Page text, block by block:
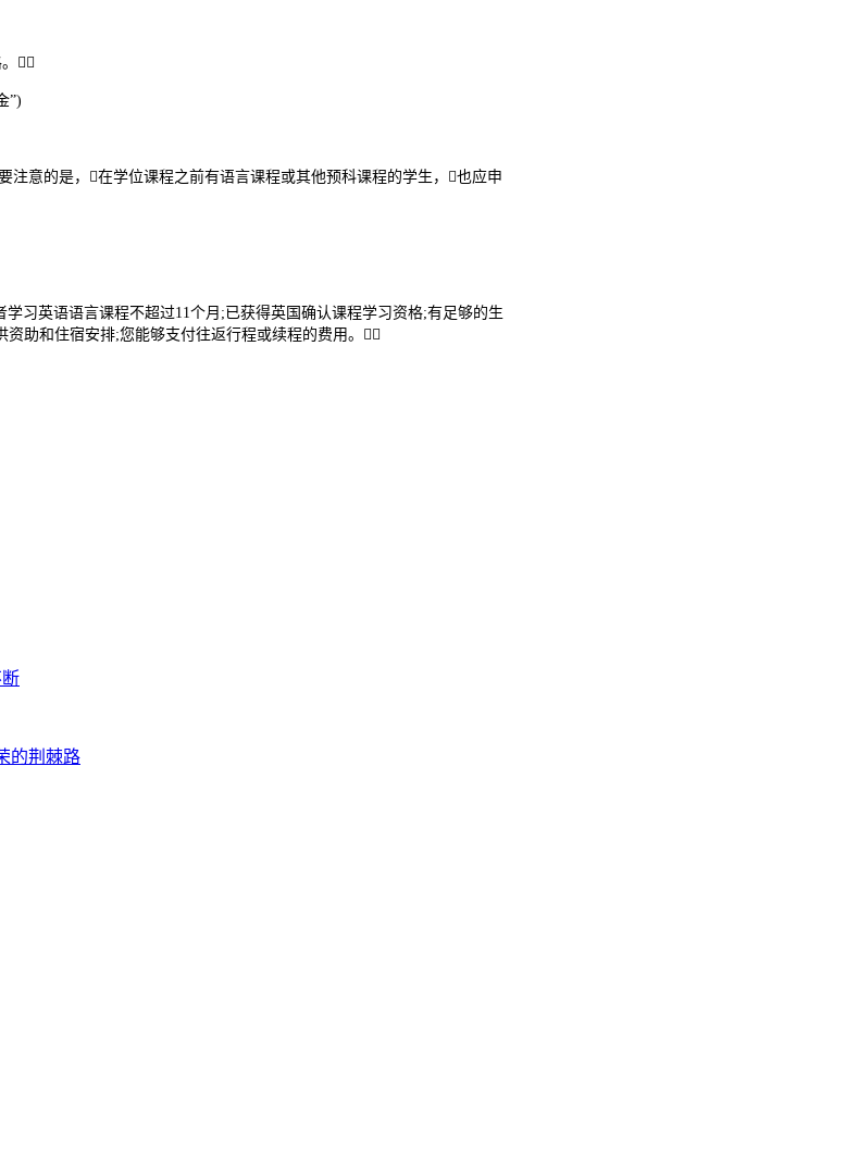

”)
意的是，在学位课程之前有语言课程或其他预科课程的学生，也应申
英语语言课程不超过11个月;已获得英国确认课程学习资格;有足够的生
助和住宿安排;您能够支付往返行程或续程的费用。
的荆棘路